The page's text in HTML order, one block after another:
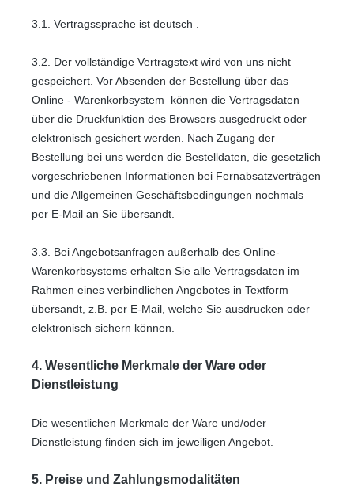
3.1. Vertragssprache ist deutsch
3.2. Der vollständige Vertragstext wird von uns nicht
gespeichert. Vor Absenden der Bestellung über das
Online - Warenkorbsystem
können die Vertragsdaten
über die Druckfunktion des Browsers ausgedruckt oder
elektronisch gesichert werden. Nach Zugang der
Bestellung bei uns werden die Bestelldaten, die gesetzlich
vorgeschriebenen Informationen bei Fernabsatzverträgen
und die Allgemeinen Geschäftsbedingungen nochmals
per E-Mail an Sie übersandt.
3.3. Bei Angebotsanfragen außerhalb des Online-
Warenkorbsystems erhalten Sie alle Vertragsdaten im
Rahmen eines verbindlichen Angebotes in Textform
übersandt, z.B. per E-Mail, welche Sie ausdrucken oder
elektronisch sichern können.
4. Wesentliche Merkmale der Ware oder
Dienstleistung
Die wesentlichen Merkmale der Ware und/oder
Dienstleistung finden sich im jeweiligen Angebot.
5. Preise und Zahlungsmodalitäten